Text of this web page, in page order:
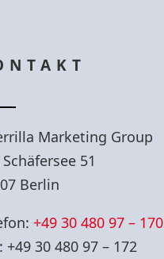
Marketing Group
51
Berlin
+49 30 480 97 – 170
+49 30 480 97 – 172